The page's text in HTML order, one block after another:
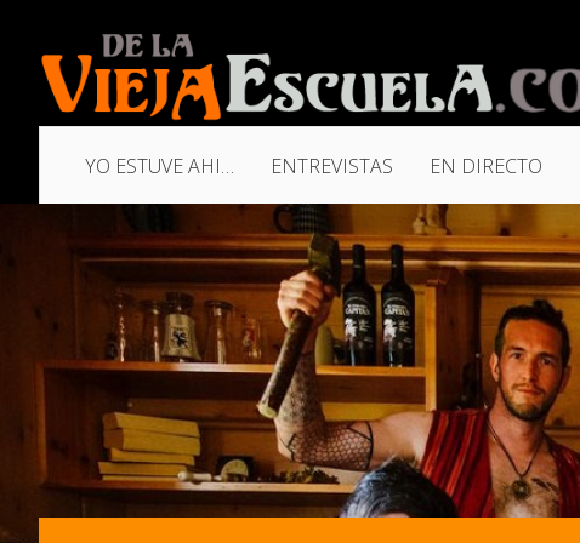
YO ESTUVE AHI… ENTREVISTAS EN DIRECTO